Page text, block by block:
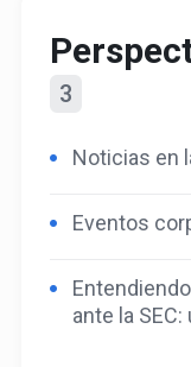
3
Noticias en
Eventos
ante la